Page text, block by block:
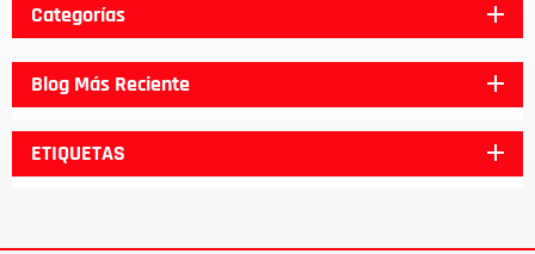
Categorías
Blog Más Reciente
ETIQUETAS